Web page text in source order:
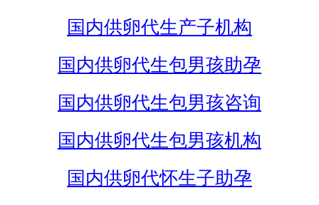
国内供卵代生产子机构
国内供卵代生包男孩助孕
国内供卵代生包男孩咨询
国内供卵代生包男孩机构
国内供卵代怀生子助孕